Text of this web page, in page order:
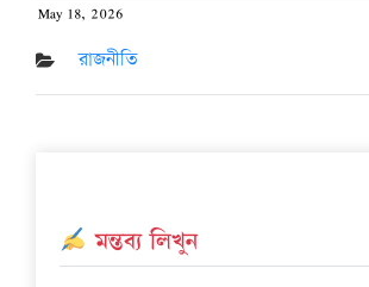
Posted
on
May 18, 2026
রাজনীতি
মন্তব্য লিখুন